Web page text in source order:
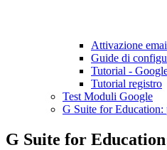
Attivazione
Guide di
Tutorial -
Tutorial registro
Test Moduli Google
G Suite for Education:
G Suite for